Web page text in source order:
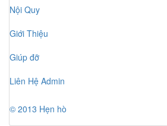
Nội Quy
Giới Thiệu
Giúp đỡ
Liên Hệ Admin
© 2013 Hẹn hò